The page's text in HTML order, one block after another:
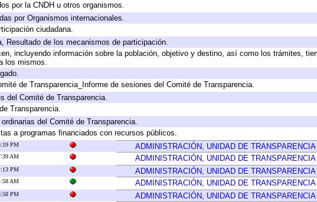
por la CNDH u otros organismos.
por Organismos internacionales.
ciudadana.
Resultado de los mecanismos de participación.
incluyendo información sobre la población, objetivo y destino, así como los trámites,
los mismos.
de Transparencia_Informe de sesiones del Comité de Transparencia.
del Comité de Transparencia.
Transparencia.
del Comité de Transparencia.
a programas financiados con recursos públicos.
PM ADMINISTRACIÓN, UNIDAD DE TRANSPARENCIA
AM ADMINISTRACIÓN, UNIDAD DE TRANSPARENCIA
PM ADMINISTRACIÓN, UNIDAD DE TRANSPARENCIA
AM ADMINISTRACIÓN, UNIDAD DE TRANSPARENCIA
PM ADMINISTRACIÓN, UNIDAD DE TRANSPARENCIA